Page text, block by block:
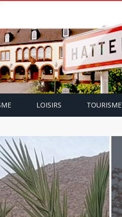
LOISIRS TOURISME